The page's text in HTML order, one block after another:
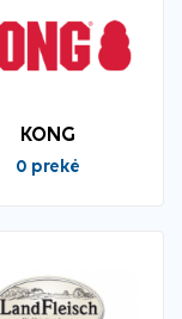
KONG
0 prekė